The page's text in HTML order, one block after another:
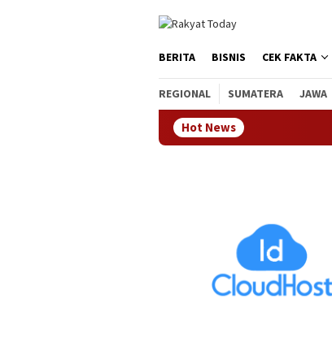
BERITA BISNIS CEK FAKTA
REGIONAL SUMATERA JAWA
Hot News